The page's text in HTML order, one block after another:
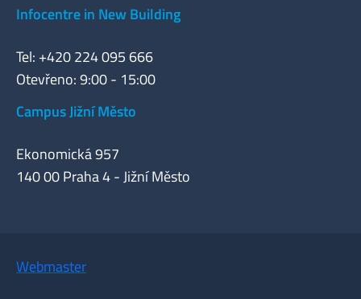
Infocentre in New Building
Tel: +420 224 095 666
Otevřeno: 9:00 - 15:00
Campus Jižní Město
Ekonomická 957
140 00 Praha 4 - Jižní Město
Webmaster